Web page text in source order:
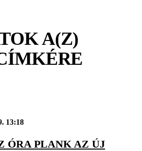
A(Z)
13:18
ÓRA PLANK AZ ÚJ